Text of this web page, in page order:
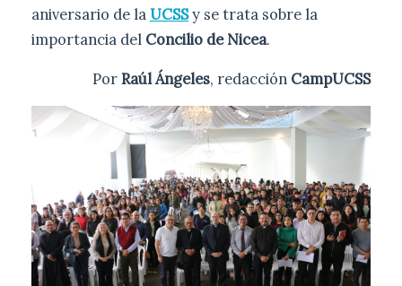
aniversario de laUCSSy se trata sobre la
importancia del Concilio de Nicea.
PorRaúl Ángeles, redacción CampUCSS